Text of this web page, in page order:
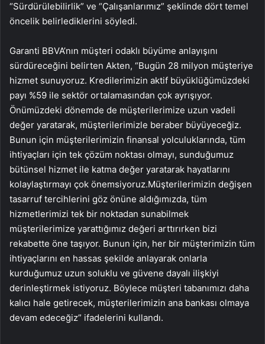
“Sürdürülebilirlik” ve “Çalışanlarımız” şeklinde dört temel
öncelik belirlediklerini söyledi.
Garanti BBVA’nın müşteri odaklı büyüme anlayışını
sürdüreceğini belirten Akten, “Bugün 28 milyon müşteriye
hizmet sunuyoruz. Kredilerimizin aktif büyüklüğümüzdeki
payı %59 ile sektör ortalamasından çok ayrışıyor.
Önümüzdeki dönemde de müşterilerimize uzun vadeli
değer yaratarak, müşterilerimizle beraber büyüyeceğiz.
Bunun için müşterilerimizin finansal yolculuklarında, tüm
ihtiyaçları için tek çözüm noktası olmayı, sunduğumuz
bütünsel hizmet ile katma değer yaratarak hayatlarını
kolaylaştırmayı çok önemsiyoruz.Müşterilerimizin değişen
tasarruf tercihlerini göz önüne aldığımızda, tüm
hizmetlerimizi tek bir noktadan sunabilmek
müşterilerimize yarattığımız değeri arttırırken bizi
rekabette öne taşıyor. Bunun için, her bir müşterimizin tüm
ihtiyaçlarını en hassas şekilde anlayarak onlarla
kurduğumuz uzun soluklu ve güvene dayalı ilişkiyi
derinleştirmek istiyoruz. Böylece müşteri tabanımızı daha
kalıcı hale getirecek, müşterilerimizin ana bankası olmaya
devam edeceğiz” ifadelerini kullandı.